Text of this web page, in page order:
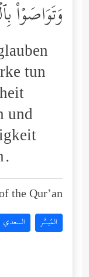
وَتَوَاصَوۡاْ
tun
und
the Qur’an:
المُيسَّر السعدي